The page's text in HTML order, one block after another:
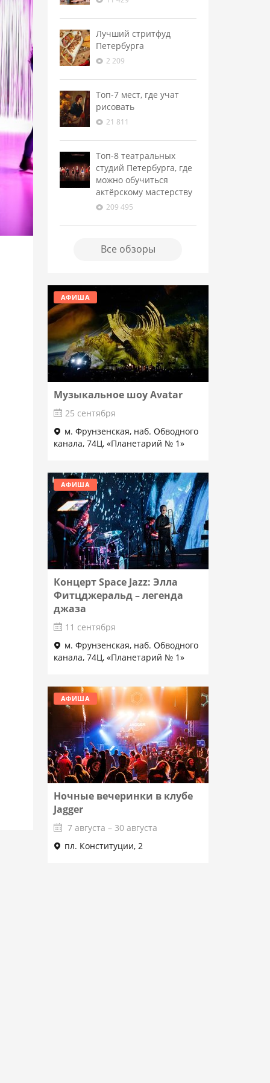
Лучший стритфуд
Петербурга
2 209
Топ-7 мест, где учат
рисовать
21 811
Топ-8 театральных
студий Петербурга, где
можно обучиться
актёрскому мастерству
209 495
Все обзоры
АФИША
Музыкальное шоу Avatar
25 сентября
м. Фрунзенская, наб. Обводного
канала, 74Ц, «Планетарий № 1»
Подробнее
АФИША
Концерт Space Jazz: Элла
Фитцджеральд – легенда
джаза
11 сентября
м. Фрунзенская, наб. Обводного
канала, 74Ц, «Планетарий № 1»
Подробнее
АФИША
Ночные вечеринки в клубе
Jagger
7 августа – 30 августа
пл. Конституции, 2